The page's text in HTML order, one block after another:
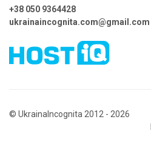
+38 050 9364428
ukrainaincognita.com@gmail.com
© UkrainaIncognita 2012 - 2026